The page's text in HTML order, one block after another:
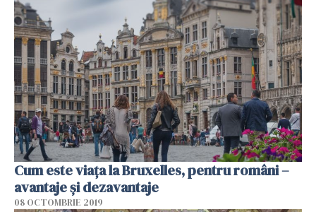
Cum este viața la Bruxelles, pentru români –
avantaje și dezavantaje
08 OCTOMBRIE 2019